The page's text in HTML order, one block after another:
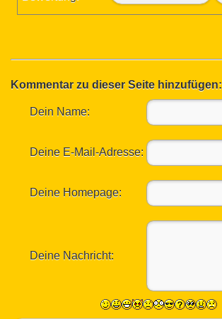
Kommentar zu dieser Seite hinzufügen:
Dein Name:
Deine E-Mail-Adresse:
Deine Homepage:
Deine Nachricht: